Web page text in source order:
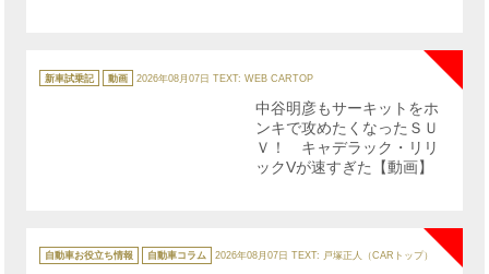
テ
ゴ
新車試乗記 動画 2026年08月07日 TEXT: WEB CARTOP
中谷明彦もサーキットをホ
ンキで攻めたくなったＳＵ
Ｖ！ キャデラック・リリ
ックVが速すぎた【動画】
テ
ゴ
自動車お役立ち情報 自動車コラム 2026年08月07日 TEXT: 戸塚正人（CARトップ）